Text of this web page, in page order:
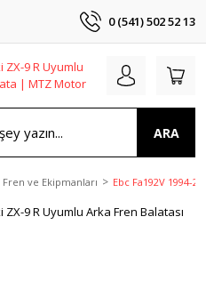
0 (541) 502 52 13
ARA
Fren ve Ekipmanları Ebc Fa192V 1994-